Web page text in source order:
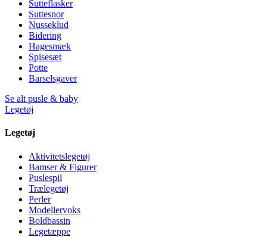
Sutteflasker
Suttesnor
Nusseklud
Bidering
Hagesmæk
Spisesæt
Potte
Barselsgaver
Se alt pusle & baby
Legetøj
Legetøj
Aktivitetslegetøj
Bamser & Figurer
Puslespil
Trælegetøj
Perler
Modellervoks
Boldbassin
Legetæppe